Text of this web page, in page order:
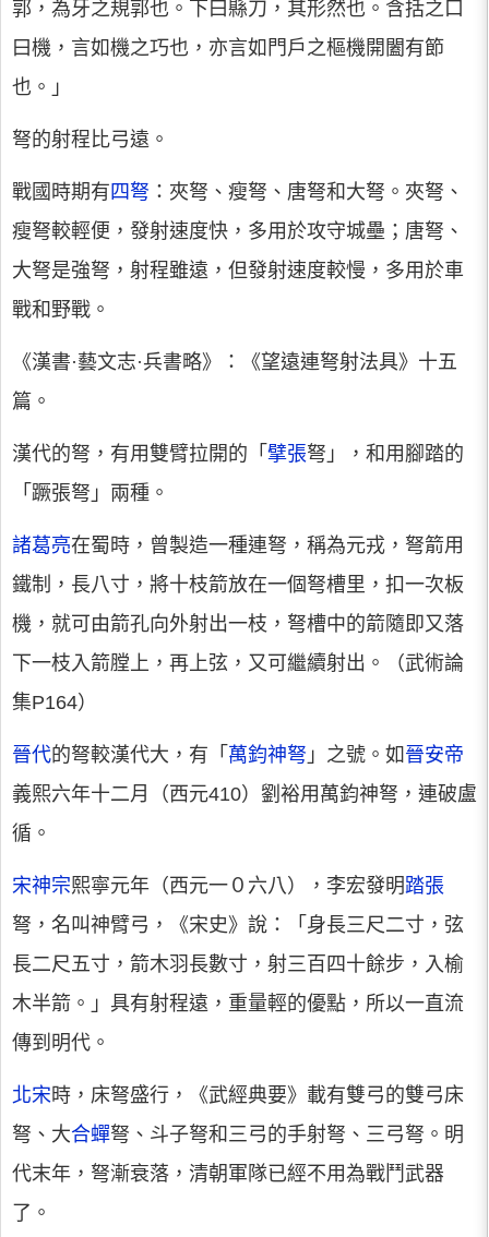
郭，為牙之規郭也。下曰縣刀，其形然也。含括之口
曰機，言如機之巧也，亦言如門戶之樞機開闔有節
也。」
弩的射程比弓遠。
戰國時期有 四弩 ：夾弩、瘦弩、唐弩和大弩。夾弩、
瘦弩較輕便，發射速度快，多用於攻守城壘；唐弩、
大弩是強弩，射程雖遠，但發射速度較慢，多用於車
戰和野戰。
《漢書·藝文志·兵書略》：《望遠連弩射法具》十五
篇。
漢代的弩，有用雙臂拉開的「 擘張弩」，和用腳踏的
「蹶張弩」兩種。
諸葛亮在蜀時，曾製造一種連弩，稱為元戎，弩箭用
鐵制，長八寸，將十枝箭放在一個弩槽里，扣一次板
機，就可由箭孔向外射出一枝，弩槽中的箭隨即又落
下一枝入箭膛上，再上弦，又可繼續射出。（武術論
集P164）
晉代的弩較漢代大，有「 萬鈞神弩 」之號。如 晉安帝
義熙六年十二月（西元410）劉裕用萬鈞神弩，連破盧
循。
宋神宗熙寧元年（西元一０六八），李宏發明踏張
弩，名叫神臂弓，《宋史》說：「身長三尺二寸，弦
長二尺五寸，箭木羽長數寸，射三百四十餘步，入榆
木半箭。」具有射程遠，重量輕的優點，所以一直流
傳到明代。
北宋時，床弩盛行，《武經典要》載有雙弓的雙弓床
弩、大合蟬弩、斗子弩和三弓的手射弩、三弓弩。明
代末年，弩漸衰落，清朝軍隊已經不用為戰鬥武器
了。